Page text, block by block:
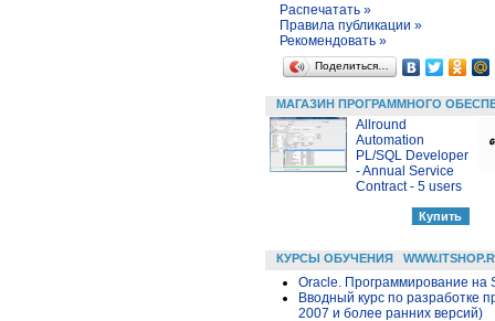
Распечатать »
Правила публикации »
Рекомендовать »
Поделиться…
МАГАЗИН ПРОГРАММНОГО
Allround
Automation
PL/SQL Developer
- Annual Service
Contract - 5 users
КУРСЫ ОБУЧЕНИЯ
Oracle. Программирование на
Вводный курс по разработке
2007 и более ранних версий)